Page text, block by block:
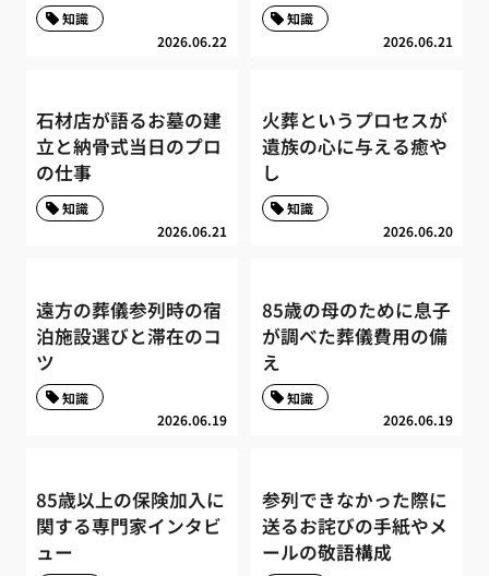
2026.06.22
知識
2026.06.21
知識
石材店が語るお墓の建
立と納骨式当日のプロ
の仕事
2026.06.21
知識
火葬というプロセスが
遺族の心に与える癒や
し
2026.06.20
知識
遠方の葬儀参列時の宿
泊施設選びと滞在のコ
ツ
2026.06.19
知識
85歳の母のために息子
が調べた葬儀費用の備
え
2026.06.19
知識
85歳以上の保険加入に
関する専門家インタビ
ュー
参列できなかった際に
送るお詫びの手紙やメ
ールの敬語構成